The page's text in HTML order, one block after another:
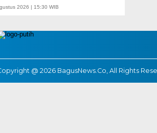
2026 | 15:30 WIB
@ 2026 BagusNews.Co, All Rights